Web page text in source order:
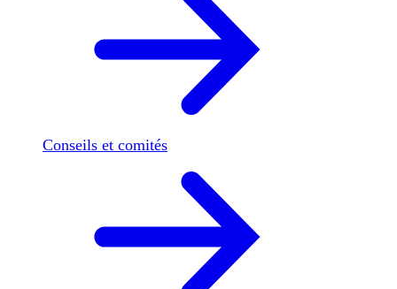
Conseils et comités